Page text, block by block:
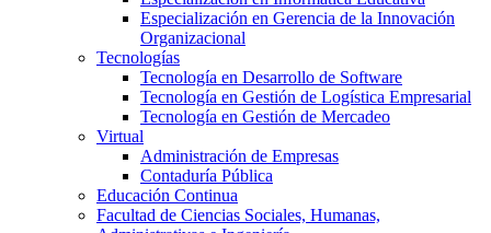
Especialización en Gerencia de la Innovación
Organizacional
Tecnologías
Tecnología en Desarrollo de Software
Tecnología en Gestión de Logística Empresarial
Tecnología en Gestión de Mercadeo
Virtual
Administración de Empresas
Contaduría Pública
Educación Continua
Facultad de Ciencias Sociales, Humanas,